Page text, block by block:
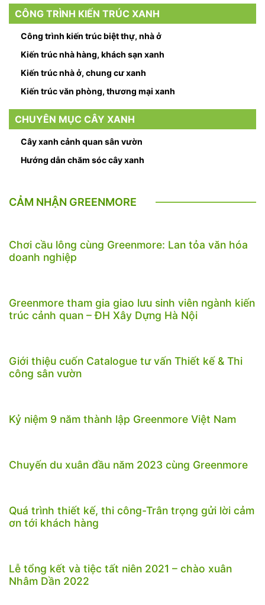
CÔNG TRÌNH KIẾN TRÚC XANH
Công trình kiến trúc biệt thự, nhà ở
Kiến trúc nhà hàng, khách sạn xanh
Kiến trúc nhà ở, chung cư xanh
Kiến trúc văn phòng, thương mại xanh
CHUYÊN MỤC CÂY XANH
Cây xanh cảnh quan sân vườn
Hướng dẫn chăm sóc cây xanh
CẢM NHẬN GREENMORE
Chơi cầu lông cùng Greenmore: Lan tỏa văn hóa
doanh nghiệp
Greenmore tham gia giao lưu sinh viên ngành kiến
trúc cảnh quan – ĐH Xây Dựng Hà Nội
Giới thiệu cuốn Catalogue tư vấn Thiết kế & Thi
công sân vườn
Kỷ niệm 9 năm thành lập Greenmore Việt Nam
Chuyến du xuân đầu năm 2023 cùng Greenmore
Quá trình thiết kế, thi công-Trân trọng gửi lời cảm
ơn tới khách hàng
Lễ tổng kết và tiệc tất niên 2021 – chào xuân
Nhâm Dần 2022